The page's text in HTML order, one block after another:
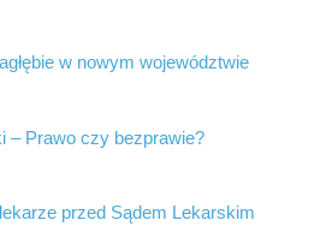
w nowym województwie
– Prawo czy bezprawie?
przed Sądem Lekarskim